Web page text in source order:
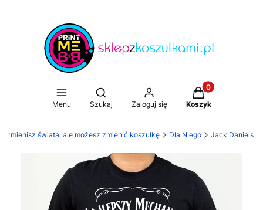
Menu
Otwórz wyszukiwarkę
Szukaj Zaloguj się
Produkty w
Koszyk
zmienisz świata, ale możesz zmienić koszulkę Dla Niego Jack Daniels